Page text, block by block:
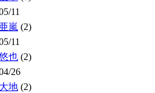
11
嵐 (2)
11
也 (2)
26
地 (2)